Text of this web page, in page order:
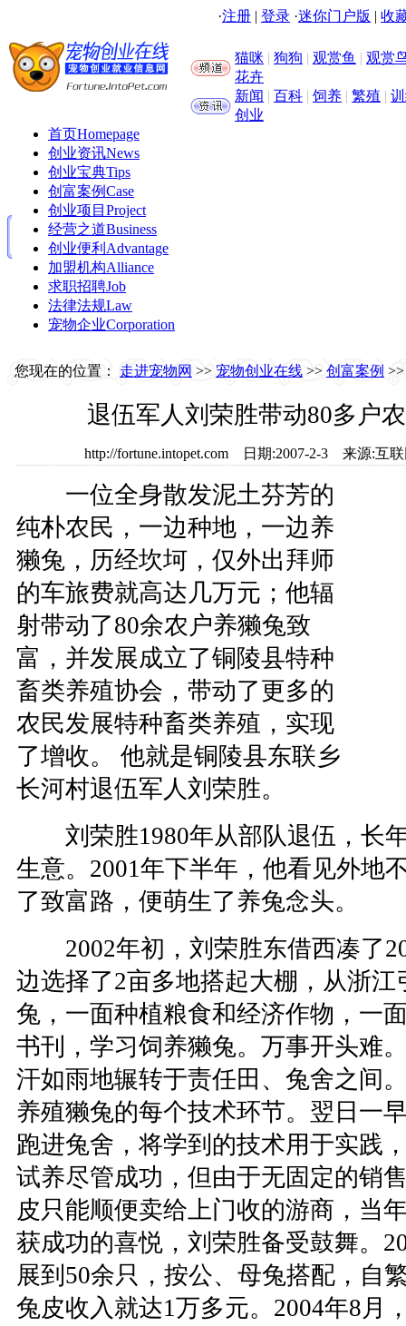
·注册 | 登录 ·迷你门户版 | 收
猫咪 | 狗狗 | 观赏鱼 | 观赏
花卉
新闻 | 百科 | 饲养 | 繁殖 |
创业
首页Homepage
创业资讯News
创业宝典Tips
创富案例Case
创业项目 Project
经营之道Business
创业便利 Advantage
加盟机构Alliance
求职招聘Job
法律法规Law
宠物企业Corporation
您现在的位置： 走进宠物网 >> 宠物创业在线 >> 创富案例
退伍军人刘荣胜带动80多户
http://fortune.intopet.com 日期:2007-2-3 来源:
一位全身散发泥土芬芳的
纯朴农民，一边种地，一边养
獭兔，历经坎坷，仅外出拜师
的车旅费就高达几万元；他辐
射带动了80余农户养獭兔致
富，并发展成立了铜陵县特种
畜类养殖协会，带动了更多的
农民发展特种畜类养殖，实现
了增收。 他就是铜陵县东联乡
长河村退伍军人刘荣胜。
刘荣胜1980年从部队退伍，长
生意。2001年下半年，他看见外地
了致富路，便萌生了养兔念头。
2002年初，刘荣胜东借西凑了
边选择了2亩多地搭起大棚，从浙江
兔，一面种植粮食和经济作物，一
书刊，学习饲养獭兔。万事开头难
汗如雨地辗转于责任田、兔舍之间
养殖獭兔的每个技术环节。翌日一
跑进兔舍，将学到的技术用于实践
试养尽管成功，但由于无固定的销
皮只能顺便卖给上门收的游商，当
获成功的喜悦，刘荣胜备受鼓舞。
展到50余只，按公、母兔搭配，自
兔皮收入就达1万多元。2004年8月